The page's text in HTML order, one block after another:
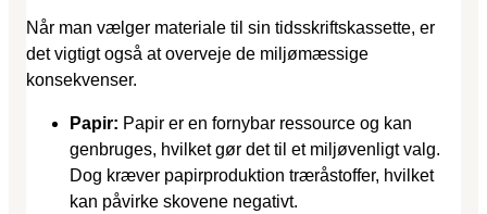
Når man vælger materiale til sin tidsskriftskassette, er
det vigtigt også at overveje de miljømæssige
konsekvenser.
Papir: Papir er en fornybar ressource og kan
genbruges, hvilket gør det til et miljøvenligt valg.
Dog kræver papirproduktion træråstoffer, hvilket
kan påvirke skovene negativt.